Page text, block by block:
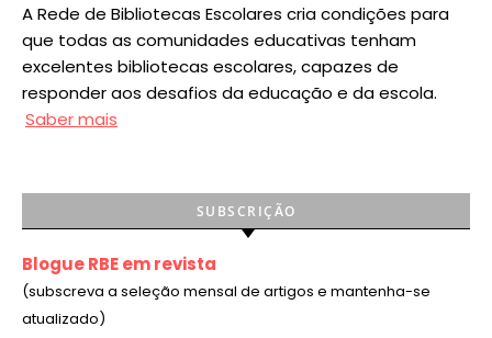
A Rede de Bibliotecas Escolares cria condições para
que todas as comunidades educativas tenham
excelentes bibliotecas escolares, capazes de
responder aos desafios da educação e da escola.
Saber mais
SUBSCRIÇÃO
Blogue RBE em revista
(subscreva a seleção mensal de artigos e mantenha-se
atualizado)